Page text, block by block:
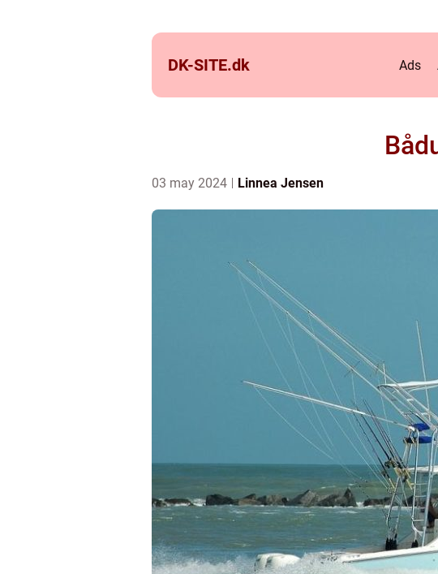
DK-SITE.dk Ads
03 may 2024 Linnea Jensen